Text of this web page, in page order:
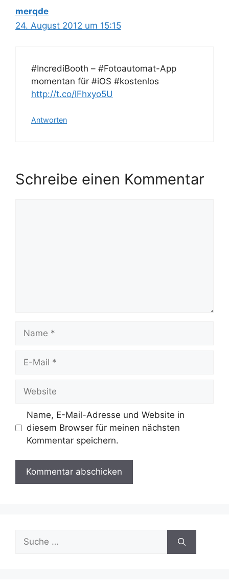
merqde
24. August 2012 um 15:15
#IncrediBooth – #Fotoautomat-App
momentan für #iOS #kostenlos
http://t.co/lFhxyo5U
Antworten
Schreibe einen Kommentar
Mail
Name, E-Mail-Adresse und Website in
diesem Browser für meinen nächsten
Kommentar speichern.
Suche
nach: